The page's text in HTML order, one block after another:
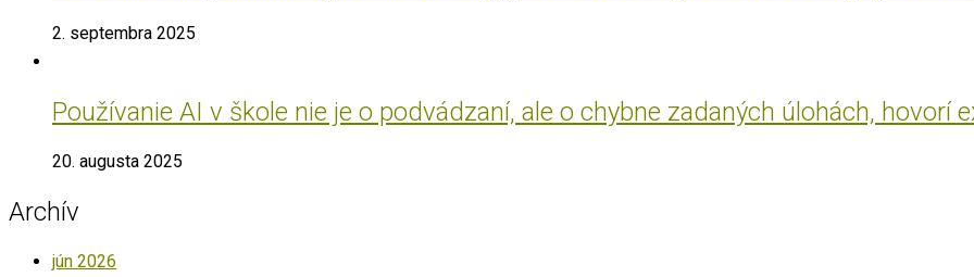
2. septembra 2025
Používanie AI v škole nie je o podvádzaní, ale o chybne zadaných úlohách, hovorí
20. augusta 2025
Archív
jún 2026